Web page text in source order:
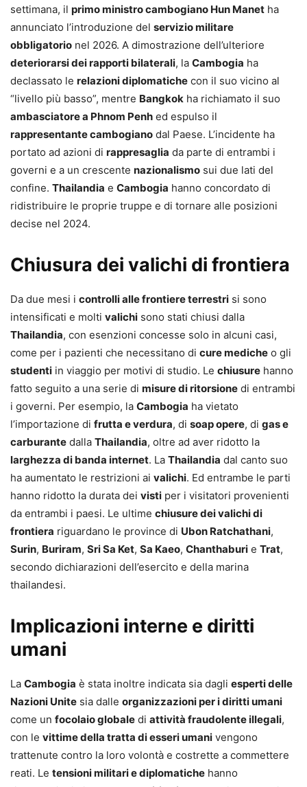
settimana, il primo ministro cambogiano Hun Manet ha
annunciato l’introduzione del servizio militare
obbligatorio nel 2026. A dimostrazione dell’ulteriore
deteriorarsi dei rapporti bilaterali, la Cambogia ha
declassato le relazioni diplomatiche con il suo vicino al
“livello più basso”, mentre Bangkok ha richiamato il suo
ambasciatore a Phnom Penh ed espulso il
rappresentante cambogiano dal Paese. L’incidente ha
portato ad azioni di rappresaglia da parte di entrambi i
governi e a un crescente nazionalismo sui due lati del
confine. Thailandia e Cambogia hanno concordato di
ridistribuire le proprie truppe e di tornare alle posizioni
decise nel 2024.
Chiusura dei valichi di frontiera
Da due mesi i controlli alle frontiere terrestri si sono
intensificati e molti valichi sono stati chiusi dalla
Thailandia, con esenzioni concesse solo in alcuni casi,
come per i pazienti che necessitano di cure mediche o gli
studenti in viaggio per motivi di studio. Le chiusure hanno
fatto seguito a una serie di misure di ritorsione di entrambi
i governi. Per esempio, la Cambogia ha vietato
l’importazione di frutta e verdura, di soap opere, di gas e
carburante dalla Thailandia, oltre ad aver ridotto la
larghezza di banda internet. La Thailandia dal canto suo
ha aumentato le restrizioni ai valichi. Ed entrambe le parti
hanno ridotto la durata dei visti per i visitatori provenienti
da entrambi i paesi. Le ultime chiusure dei valichi di
frontiera riguardano le province di Ubon Ratchathani,
Surin, Buriram, Sri Sa Ket, Sa Kaeo, Chanthaburi e Trat,
secondo dichiarazioni dell’esercito e della marina
thailandesi.
Implicazioni interne e diritti
umani
La Cambogia è stata inoltre indicata sia dagli esperti delle
Nazioni Unite sia dalle organizzazioni per i diritti umani
come un focolaio globale di attività fraudolente illegali,
con le vittime della tratta di esseri umani vengono
trattenute contro la loro volontà e costrette a commettere
reati. Le tensioni militari e diplomatiche hanno